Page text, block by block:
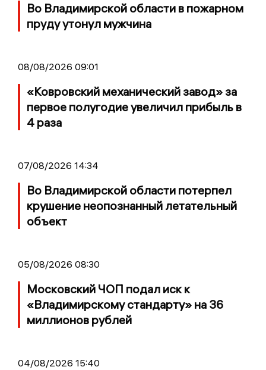
Во Владимирской области в пожарном
пруду утонул мужчина
08/08/2026 09:01
«Ковровский механический завод» за
первое полугодие увеличил прибыль в
4 раза
07/08/2026 14:34
Во Владимирской области потерпел
крушение неопознанный летательный
объект
05/08/2026 08:30
Московский ЧОП подал иск к
«Владимирскому стандарту» на 36
миллионов рублей
04/08/2026 15:40